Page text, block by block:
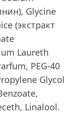
Glycine
(экстракт
Laureth
PEG-40
Glycol
Linalool.